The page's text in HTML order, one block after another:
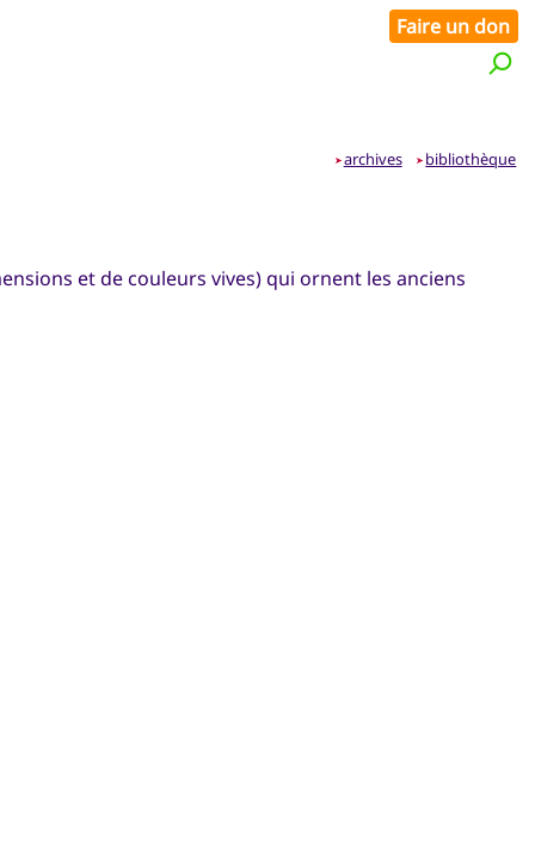
Faire un don
➤ archives ➤ bibliothèque
et de couleurs vives) qui ornent les anciens